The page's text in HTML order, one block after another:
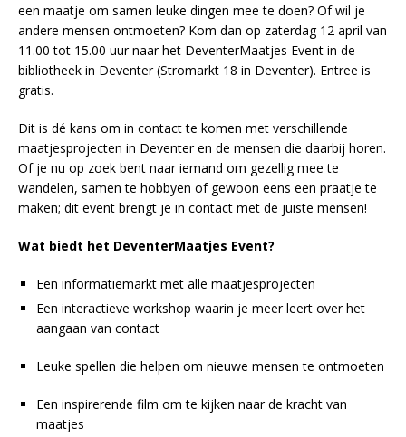
een maatje om samen leuke dingen mee te doen? Of wil je
andere mensen ontmoeten? Kom dan op zaterdag 12 april van
11.00 tot 15.00 uur naar het DeventerMaatjes Event in de
bibliotheek in Deventer (Stromarkt 18 in Deventer). Entree is
gratis.
Dit is dé kans om in contact te komen met verschillende
maatjesprojecten in Deventer en de mensen die daarbij horen.
Of je nu op zoek bent naar iemand om gezellig mee te
wandelen, samen te hobbyen of gewoon eens een praatje te
maken; dit event brengt je in contact met de juiste mensen!
Wat biedt het DeventerMaatjes Event?
Een informatiemarkt met alle maatjesprojecten
Een interactieve workshop waarin je meer leert over het
aangaan van contact
Leuke spellen die helpen om nieuwe mensen te ontmoeten
Een inspirerende film om te kijken naar de kracht van
maatjes